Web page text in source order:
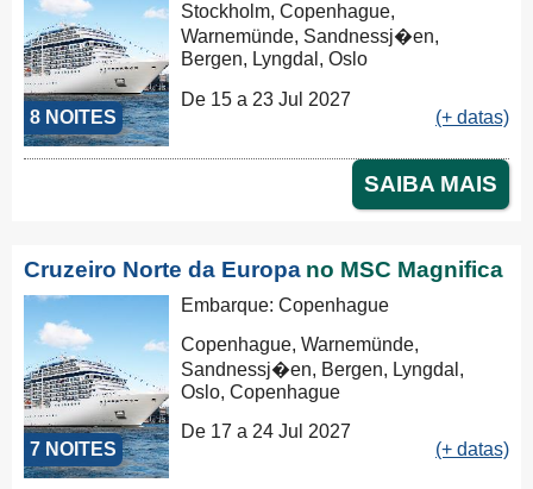
8 NOITES
Stockholm, Copenhague,
Warnemünde, Sandnessj�en,
Bergen, Lyngdal, Oslo
De 15 a 23 Jul 2027
(+ datas)
SAIBA MAIS
Cruzeiro Norte da Europa no MSC Magnifica
7 NOITES
Embarque: Copenhague
Copenhague, Warnemünde,
Sandnessj�en, Bergen, Lyngdal,
Oslo, Copenhague
De 17 a 24 Jul 2027
(+ datas)